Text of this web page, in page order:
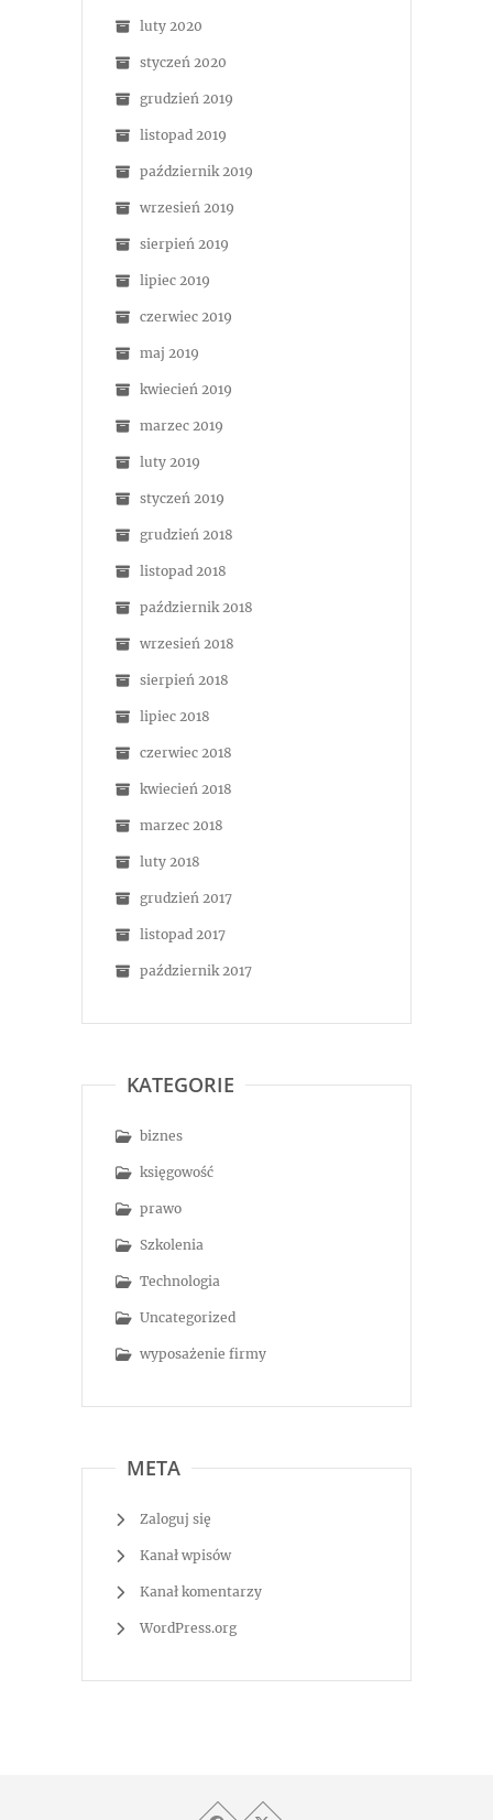
luty 2020
styczeń 2020
grudzień 2019
listopad 2019
październik 2019
wrzesień 2019
sierpień 2019
lipiec 2019
czerwiec 2019
maj 2019
kwiecień 2019
marzec 2019
luty 2019
styczeń 2019
grudzień 2018
listopad 2018
październik 2018
wrzesień 2018
sierpień 2018
lipiec 2018
czerwiec 2018
kwiecień 2018
marzec 2018
luty 2018
grudzień 2017
listopad 2017
październik 2017
KATEGORIE
biznes
księgowość
prawo
Szkolenia
Technologia
Uncategorized
wyposażenie firmy
META
Zaloguj się
Kanał wpisów
Kanał komentarzy
WordPress.org